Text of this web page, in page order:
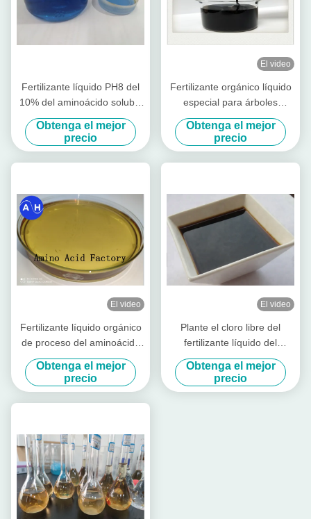
Fertilizante líquido PH8 del
10% del aminoácido soluble
en agua del cinc
Obtenga el mejor
precio
El video
Fertilizante orgánico líquido
especial para árboles
frutales
Obtenga el mejor
precio
El video
Fertilizante líquido orgánico
de proceso del aminoácido
el 50% de la hidrólisis
enzimática
Obtenga el mejor
precio
El video
Plante el cloro libre del
fertilizante líquido del
aminoácido de la fuente el
30% del embalaje 1L
Obtenga el mejor
precio